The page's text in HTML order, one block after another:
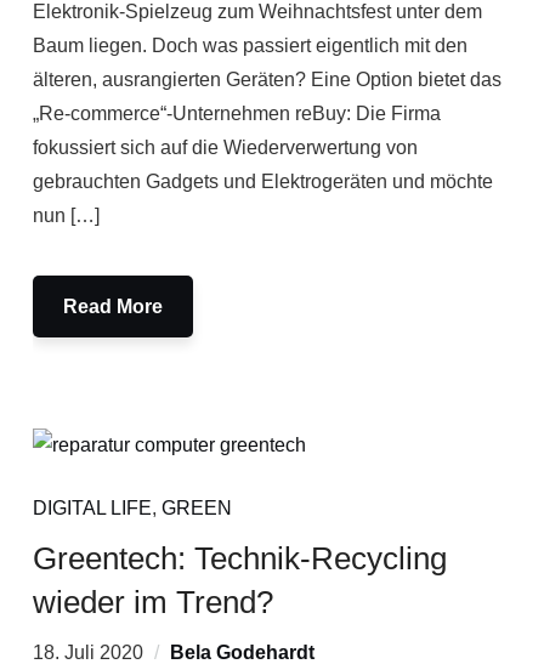
Elektronik-Spielzeug zum Weihnachtsfest unter dem
Baum liegen. Doch was passiert eigentlich mit den
älteren, ausrangierten Geräten? Eine Option bietet das
„Re-commerce“-Unternehmen reBuy: Die Firma
fokussiert sich auf die Wiederverwertung von
gebrauchten Gadgets und Elektrogeräten und möchte
nun […]
Read More
DIGITAL LIFE, GREEN
Greentech: Technik-Recycling
wieder im Trend?
18. Juli 2020 Bela Godehardt